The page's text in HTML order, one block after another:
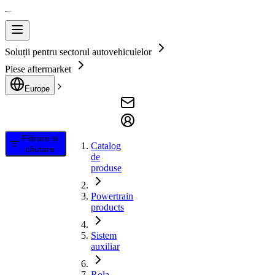
Soluții pentru sectorul autovehiculelor
Piese aftermarket
Europe
Filtrare și
căutare
Catalog
de
produse
Powertrain
products
Sistem
auxiliar